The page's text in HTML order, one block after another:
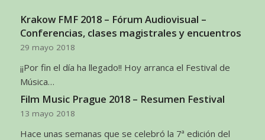
Krakow FMF 2018 – Fórum Audiovisual –
Conferencias, clases magistrales y encuentros
29 mayo 2018
¡¡Por fin el día ha llegado!! Hoy arranca el Festival de
Música…
Film Music Prague 2018 – Resumen Festival
13 mayo 2018
Hace unas semanas que se celebró la 7ª edición del